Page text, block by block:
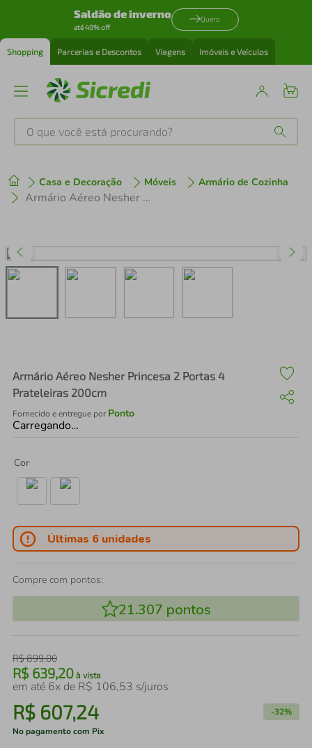
Saldão de inverno
até 40% off
Quero
Shopping Parcerias e Descontos Viagens Imóveis e Veículos
O que você está procurando?
Casa e Decoração Móveis Armário de Cozinha
Armário Aéreo Nesher Princesa 2 Portas 4 Prateleiras 200cm
Armário Aéreo Nesher Princesa 2 Portas 4
Prateleiras 200cm
Fornecido e entregue por Ponto
Carregando…
Cor
Últimas 6 unidades
Compre com pontos:
21.307 pontos
R$899,00
R$ 639,20 à vista
em até 6x de R$ 106,53 s/juros
R$ 607,24 -32%
No pagamento com Pix
1º tenis
perfume